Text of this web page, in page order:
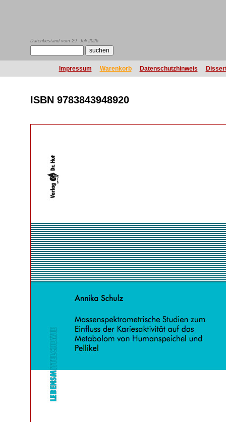
Datenbestand vom 29. Juli 2026
Impressum Warenkorb Datenschutzhinweis
ISBN 9783843948920